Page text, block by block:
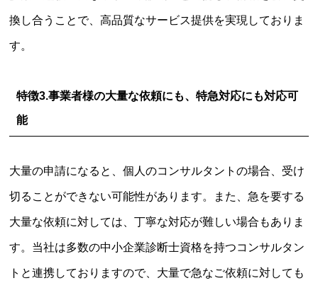
換し合うことで、高品質なサービス提供を実現しておりま
す。
特徴3.事業者様の大量な依頼にも、特急対応にも対応可
能
大量の申請になると、個人のコンサルタントの場合、受け
切ることができない可能性があります。また、急を要する
大量な依頼に対しては、丁寧な対応が難しい場合もありま
す。当社は多数の中小企業診断士資格を持つコンサルタン
トと連携しておりますので、大量で急なご依頼に対しても